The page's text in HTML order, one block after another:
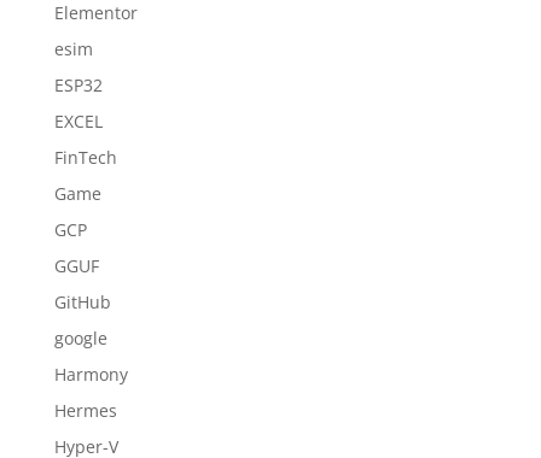
Elementor
esim
ESP32
EXCEL
FinTech
Game
GCP
GGUF
GitHub
google
Harmony
Hermes
Hyper-V